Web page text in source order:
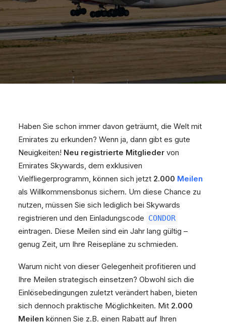
Haben Sie schon immer davon geträumt, die Welt mit
Emirates zu erkunden? Wenn ja, dann gibt es gute
Neuigkeiten! Neu registrierte Mitglieder von
Emirates Skywards, dem exklusiven
Vielfliegerprogramm, können sich jetzt 2.000 Meilen
als Willkommensbonus sichern. Um diese Chance zu
nutzen, müssen Sie sich lediglich bei Skywards
registrieren und den Einladungscode CONDOR
eintragen. Diese Meilen sind ein Jahr lang gültig –
genug Zeit, um Ihre Reisepläne zu schmieden.
Warum nicht von dieser Gelegenheit profitieren und
Ihre Meilen strategisch einsetzen? Obwohl sich die
Einlösebedingungen zuletzt verändert haben, bieten
sich dennoch praktische Möglichkeiten. Mit 2.000
Meilen können Sie z.B. einen Rabatt auf Ihren